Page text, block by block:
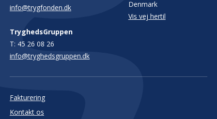
info@trygfonden.dk
TryghedsGruppen
T: 45 26 08 26
info@tryghedsgruppen.dk
Denmark
Vis vej hertil
Fakturering
Kontakt os